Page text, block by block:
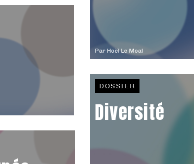
Par Hoël Le Moal
DOSSIER
Diversité